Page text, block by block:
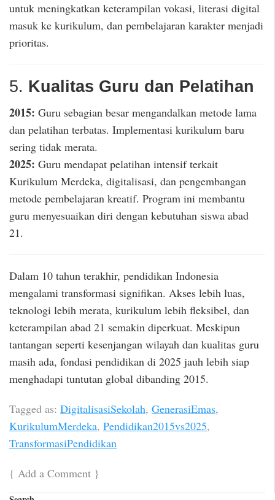
untuk meningkatkan keterampilan vokasi, literasi digital
masuk ke kurikulum, dan pembelajaran karakter menjadi
prioritas.
5. Kualitas Guru dan Pelatihan
2015: Guru sebagian besar mengandalkan metode lama
dan pelatihan terbatas. Implementasi kurikulum baru
sering tidak merata.
2025: Guru mendapat pelatihan intensif terkait
Kurikulum Merdeka, digitalisasi, dan pengembangan
metode pembelajaran kreatif. Program ini membantu
guru menyesuaikan diri dengan kebutuhan siswa abad
21.
Dalam 10 tahun terakhir, pendidikan Indonesia
mengalami transformasi signifikan. Akses lebih luas,
teknologi lebih merata, kurikulum lebih fleksibel, dan
keterampilan abad 21 semakin diperkuat. Meskipun
tantangan seperti kesenjangan wilayah dan kualitas guru
masih ada, fondasi pendidikan di 2025 jauh lebih siap
menghadapi tuntutan global dibanding 2015.
Tagged as: DigitalisasiSekolah, GenerasiEmas,
KurikulumMerdeka, Pendidikan2015vs2025,
TransformasiPendidikan
{ Add a Comment }